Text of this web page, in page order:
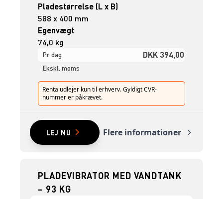
Pladestørrelse (L x B)
588 x 400 mm
Egenvægt
74,0 kg
Pr. dag DKK 394,00
Ekskl. moms
Renta udlejer kun til erhverv. Gyldigt CVR-
nummer er påkrævet.
LEJ NU Flere informationer
PLADEVIBRATOR MED VANDTANK
– 93 KG